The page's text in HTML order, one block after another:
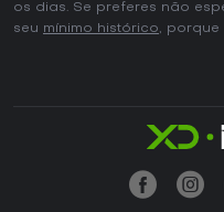
os dias. Se preferes não
seu mínimo histórico, porque